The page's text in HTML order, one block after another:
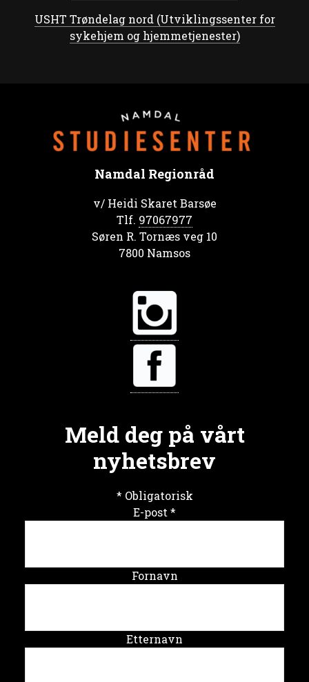
USHT Trøndelag nord (Utviklingssenter for
sykehjem og hjemmetjenester)
Namdal Regionråd
v/ Heidi Skaret Barsøe
Tlf. 97067977
Søren R. Tornæs veg 10
7800 Namsos
Meld deg på vårt
nyhetsbrev
* Obligatorisk
E-post *
Fornavn
Etternavn